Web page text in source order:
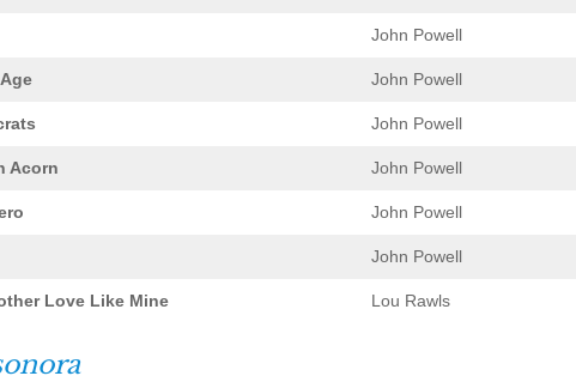
John Powell
John Powell
John Powell
Acorn John Powell
John Powell
John Powell
Love Like Mine Lou Rawls